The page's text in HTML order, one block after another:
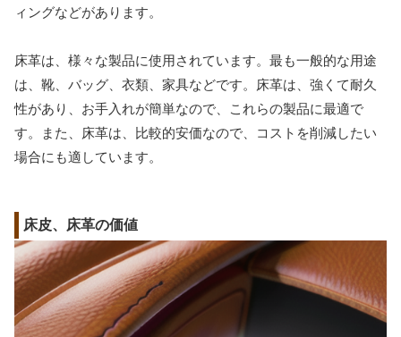
ィングなどがあります。
床革は、様々な製品に使用されています。最も一般的な用途
は、靴、バッグ、衣類、家具などです。床革は、強くて耐久
性があり、お手入れが簡単なので、これらの製品に最適で
す。また、床革は、比較的安価なので、コストを削減したい
場合にも適しています。
床皮、床革の価値